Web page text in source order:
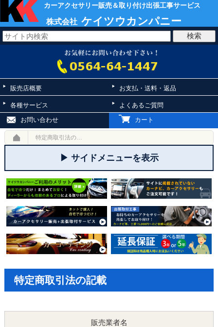
カーアクセサリー販売＆取り付け出張工事サービス
株式会社 ケイツウカンパニー
販売店概要 お支払・送料・返品
各種サービス
よくあるご質問
お問い合わせ
カート
特定商取引法の記載
▶ サイドメニューを表示
特定商取引法の記載
販売業者名